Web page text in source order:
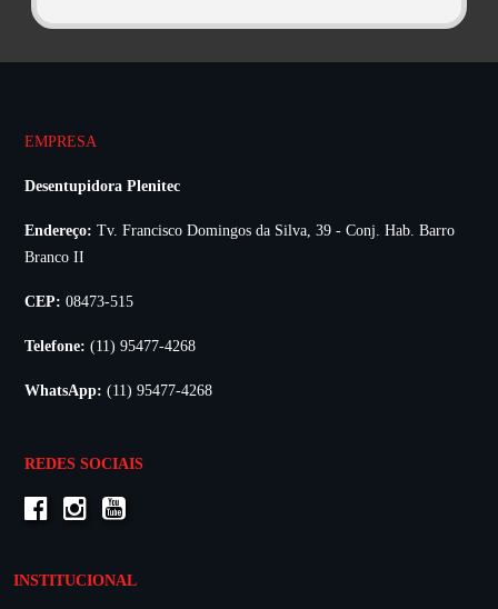
EMPRESA
Desentupidora Plenitec
Endereço: Tv. Francisco Domingos da Silva, 39 - Conj. Hab. Barro
Branco II
CEP: 08473-515
Telefone: (11) 95477-4268
WhatsApp: (11) 95477-4268
REDES SOCIAIS
INSTITUCIONAL